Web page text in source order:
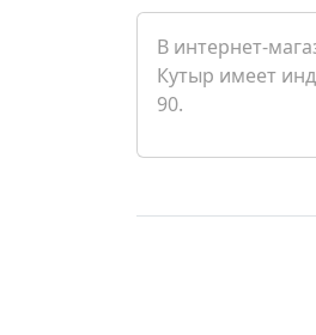
В интернет-
Кутыр имеет
90.